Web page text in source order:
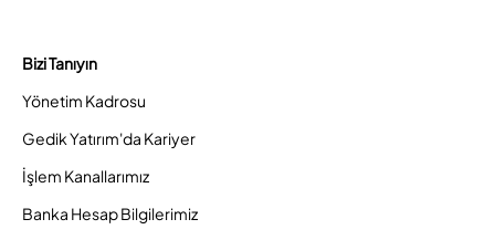
Bizi Tanıyın
Yönetim Kadrosu
Gedik Yatırım'da Kariyer
İşlem Kanallarımız
Banka Hesap Bilgilerimiz